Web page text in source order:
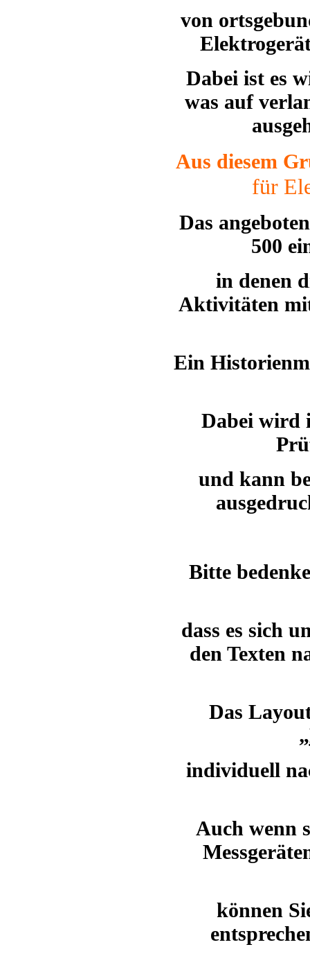
von
Dabei ist es
was auf
Aus diesem
für
Das
500
in denen
Aktivitäten
Ein
Dabei wird
und kann
Bitte
dass es sich
den Texten
Das
„
individuell
Auch wenn
können